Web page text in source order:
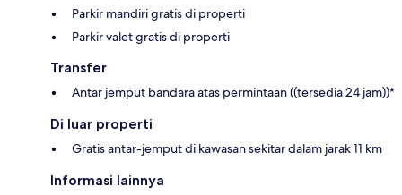
Parkir mandiri gratis di properti
Parkir valet gratis di properti
Transfer
Antar jemput bandara atas permintaan ((tersedia 24 jam))*
Di luar properti
Gratis antar-jemput di kawasan sekitar dalam jarak 11 km
Informasi lainnya